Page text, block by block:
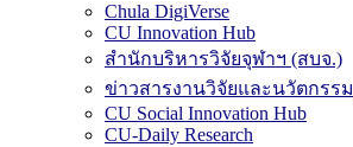
Chula DigiVerse
CU Innovation Hub
สำนักบริหารวิจัยจุฬาฯ (สบจ.)
ข่าวสารงานวิจัยและนวัตกรรม
CU Social Innovation Hub
CU-Daily Research